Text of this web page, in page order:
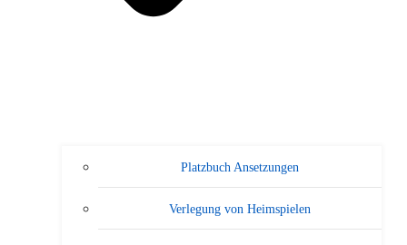
Platzbuch Ansetzungen
Verlegung von Heimspielen